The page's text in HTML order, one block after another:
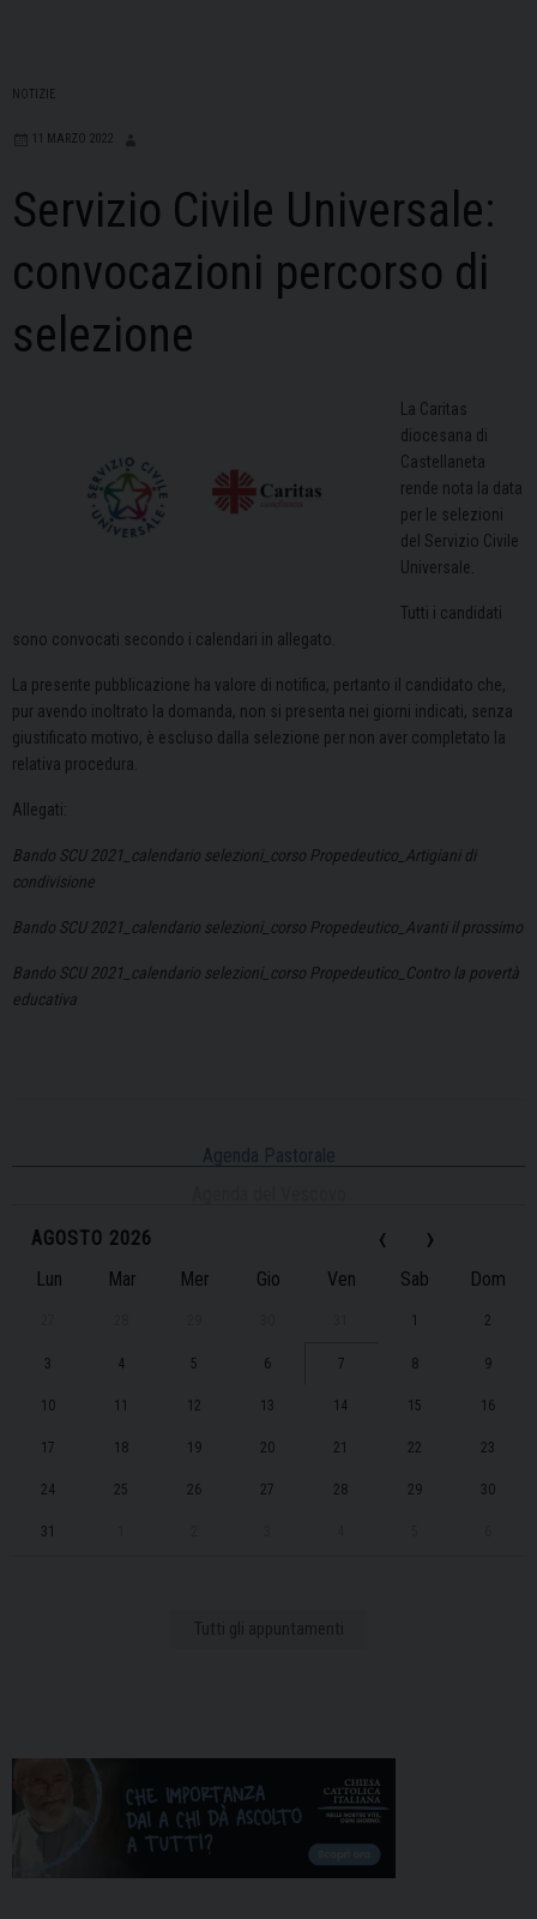
NOTIZIE
11 MARZO 2022
Servizio Civile Universale:
convocazioni percorso di
selezione
La Caritas
diocesana di
Castellaneta
rende nota la data
per le selezioni
del Servizio Civile
Universale.
Tutti i candidati
sono convocati secondo i calendari in allegato.
La presente pubblicazione ha valore di notifica, pertanto il candidato che,
pur avendo inoltrato la domanda, non si presenta nei giorni indicati, senza
giustificato motivo, è escluso dalla selezione per non aver completato la
relativa procedura.
Allegati:
Bando SCU 2021_calendario selezioni_corso Propedeutico_Artigiani di
condivisione
Bando SCU 2021_calendario selezioni_corso Propedeutico_Avanti il prossimo
Bando SCU 2021_calendario selezioni_corso Propedeutico_Contro la povertà
educativa
Agenda Pastorale
‹
AGOSTO 2026 ›
Lun Mar Mer Gio Ven Sab Dom
1 2
3 4 5 6 7 8 9
10 11 12 13 14 15 16
17 18 19 20 21 22 23
24 25 26 27 28 29 30
31
Tutti gli appuntamenti